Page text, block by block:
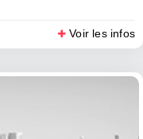
Voir les infos